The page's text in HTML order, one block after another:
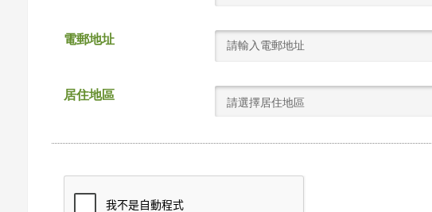
電郵地址
居住地區
請選擇居住地區